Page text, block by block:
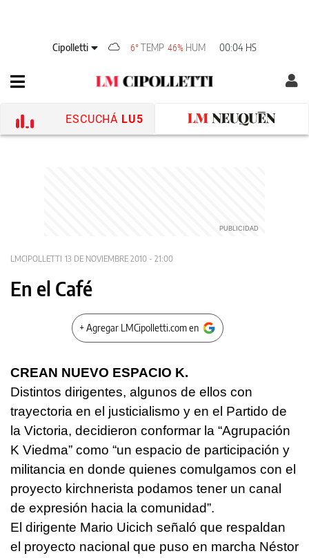
Cipolletti 6° TEMP 46% HUM 00:04 HS
ESCUCHÁ LU5
LMCIPOLLETTI 13 DE NOVIEMBRE 2010 - 21:00
En el Café
+ Agregar LMCipolletti.com en
CREAN NUEVO ESPACIO K.
Distintos dirigentes, algunos de ellos con
trayectoria en el justicialismo y en el Partido de
la Victoria, decidieron conformar la “Agrupación
K Viedma” como “un espacio de participación y
militancia en donde quienes comulgamos con el
proyecto kirchnerista podamos tener un canal
de expresión hacia la comunidad”.
El dirigente Mario Uicich señaló que respaldan
el proyecto nacional que puso en marcha Néstor